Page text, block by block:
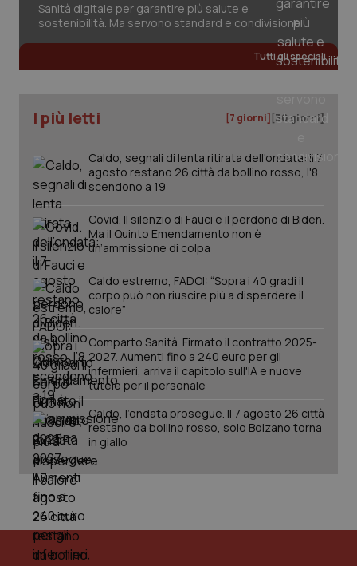
Sanità digitale per garantire più salute e
sostenibilità. Ma servono standard e condivisione
Tutti gli speciali
I più letti [7 giorni] [30 giorni]
Caldo, segnali di lenta ritirata dell'ondata: il 7
agosto restano 26 città da bollino rosso, l'8
scendono a 19
Covid. Il silenzio di Fauci e il perdono di Biden.
Ma il Quinto Emendamento non è
un’ammissione di colpa
Caldo estremo, FADOI: “Sopra i 40 gradi il
corpo può non riuscire più a disperdere il
calore”
Comparto Sanità. Firmato il contratto 2025-
2027. Aumenti fino a 240 euro per gli
infermieri, arriva il capitolo sull'IA e nuove
tutele per il personale
Caldo, l’ondata prosegue. Il 7 agosto 26 città
restano da bollino rosso, solo Bolzano torna
in giallo
PHPSESSID
PHP.net
www.quotidianosanita.it
_ga_KM60CM4NPH
mese